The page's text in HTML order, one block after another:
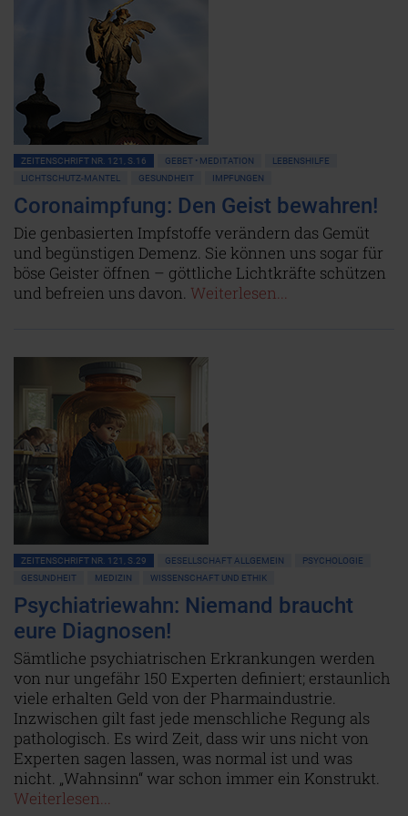
ZEITENSCHRIFT NR. 121, S.16 GEBET • MEDITATION
LEBENSHILFE
LICHTSCHUTZ-MANTEL
GESUNDHEIT IMPFUNGEN
Coronaimpfung: Den Geist bewahren!
Die genbasierten Impfstoffe verändern das Gemüt
und begünstigen Demenz. Sie können uns sogar für
böse Geister öffnen – göttliche Lichtkräfte schützen
und befreien uns davon. Weiterlesen...
ZEITENSCHRIFT NR. 121, S.29 GESELLSCHAFT ALLGEMEIN
PSYCHOLOGIE
GESUNDHEIT
MEDIZIN WISSENSCHAFT UND ETHIK
Psychiatriewahn: Niemand braucht
eure Diagnosen!
Sämtliche psychiatrischen Erkrankungen werden
von nur ungefähr 150 Experten definiert; erstaunlich
viele erhalten Geld von der Pharmaindustrie.
Inzwischen gilt fast jede menschliche Regung als
pathologisch. Es wird Zeit, dass wir uns nicht von
Experten sagen lassen, was normal ist und was
nicht. „Wahnsinn“ war schon immer ein Konstrukt.
Weiterlesen...